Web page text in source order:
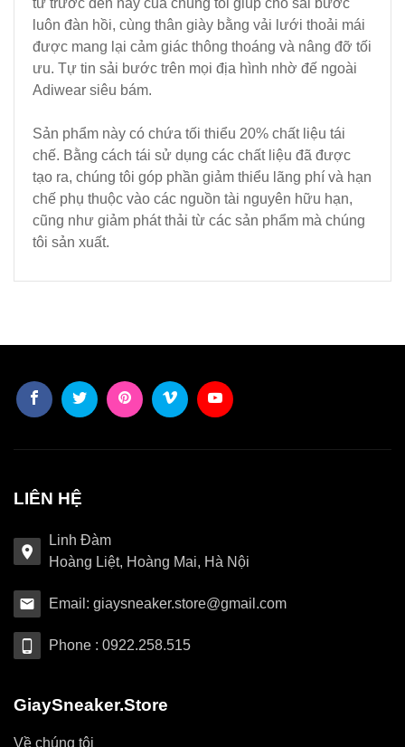
từ trước đến nay của chúng tôi giúp cho sải bước
luôn đàn hồi, cùng thân giày bằng vải lưới thoải mái
được mang lại cảm giác thông thoáng và nâng đỡ tối
ưu. Tự tin sải bước trên mọi địa hình nhờ đế ngoài
Adiwear siêu bám.
Sản phẩm này có chứa tối thiểu 20% chất liệu tái
chế. Bằng cách tái sử dụng các chất liệu đã được
tạo ra, chúng tôi góp phần giảm thiểu lãng phí và hạn
chế phụ thuộc vào các nguồn tài nguyên hữu hạn,
cũng như giảm phát thải từ các sản phẩm mà chúng
tôi sản xuất.
LIÊN HỆ
Linh Đàm
Hoàng Liệt, Hoàng Mai, Hà Nội
Email: giaysneaker.store@gmail.com
Phone : 0922.258.515
GiaySneaker.Store
Về chúng tôi